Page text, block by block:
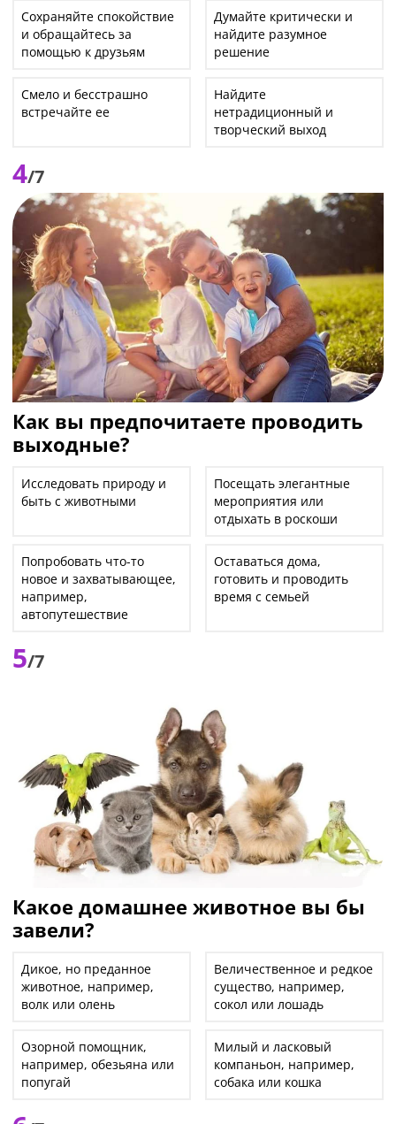
Сохраняйте спокойствие
и обращайтесь за
помощью к друзьям
Думайте критически и
найдите разумное
решение
Смело и бесстрашно
встречайте ее
Найдите
нетрадиционный и
творческий выход
4/7
Как вы предпочитаете проводить
выходные?
Исследовать природу и
быть с животными
Посещать элегантные
мероприятия или
отдыхать в роскоши
Попробовать что-то
новое и захватывающее,
например,
автопутешествие
Оставаться дома,
готовить и проводить
время с семьей
5/7
Какое домашнее животное вы бы
завели?
Дикое, но преданное
животное, например,
волк или олень
Величественное и редкое
существо, например,
сокол или лошадь
Озорной помощник,
например, обезьяна или
попугай
Милый и ласковый
компаньон, например,
собака или кошка